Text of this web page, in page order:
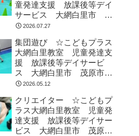
童発達支援 放課後等デイ
サービス 大網白里市 茂
原市 白子町
2026.07.27
集団遊び ☆こどもプラス
大網白里教室 児童発達支
援 放課後等デイサービ
ス 大網白里市 茂原市
白子町
2026.05.12
クリエイター ☆こどもプ
ラス大網白里教室 児童発
達支援 放課後等デイサー
ビス 大網白里市 茂原